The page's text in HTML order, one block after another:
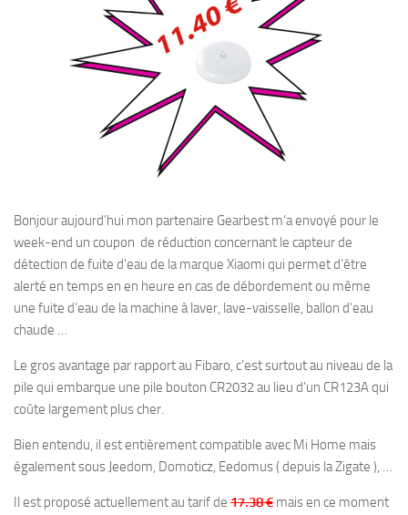
Bonjour aujourd’hui mon partenaire Gearbest m’a envoyé pour le
week-end un coupon de réduction concernant le capteur de
détection de fuite d’eau de la marque Xiaomi qui permet d’être
alerté en temps en en heure en cas de débordement ou même
une fuite d’eau de la machine à laver, lave-vaisselle, ballon d’eau
chaude …
Le gros avantage par rapport au Fibaro, c’est surtout au niveau de la
pile qui embarque une pile bouton CR2032 au lieu d’un CR123A qui
coûte largement plus cher.
Bien entendu, il est entièrement compatible avec Mi Home mais
également sous Jeedom, Domoticz, Eedomus ( depuis la Zigate ), …
Il est proposé actuellement au tarif de 17.38 € mais en ce moment